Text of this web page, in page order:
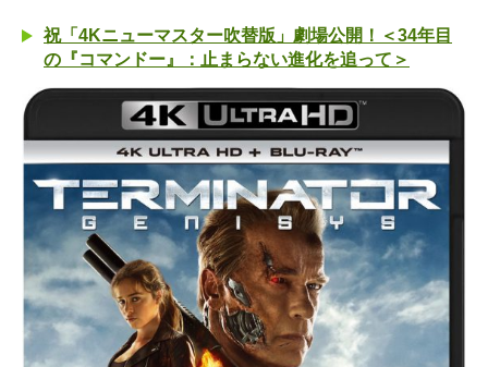
祝「4Kニューマスター吹替版」劇場公開！＜34年目
の『コマンドー』：止まらない進化を追って＞